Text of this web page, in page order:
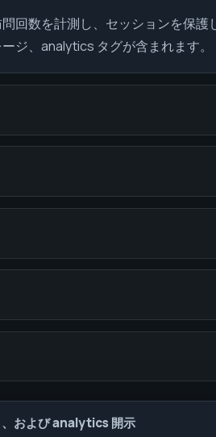
回数を計測し、セッションを保
ジ、analytics タグが含まれます。
、および analytics 開示